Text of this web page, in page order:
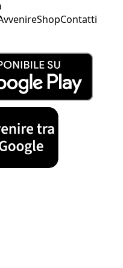
ShopContatti